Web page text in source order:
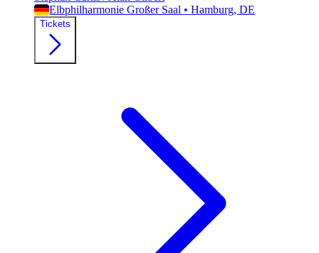
Elbphilharmonie Großer Saal • Hamburg, DE
Tickets